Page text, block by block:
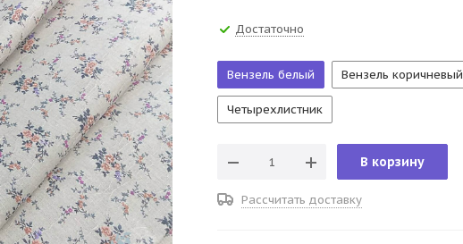
Достаточно
Вензель белый Вензель коричневый
Четырехлистник
В корзину
Рассчитать доставку